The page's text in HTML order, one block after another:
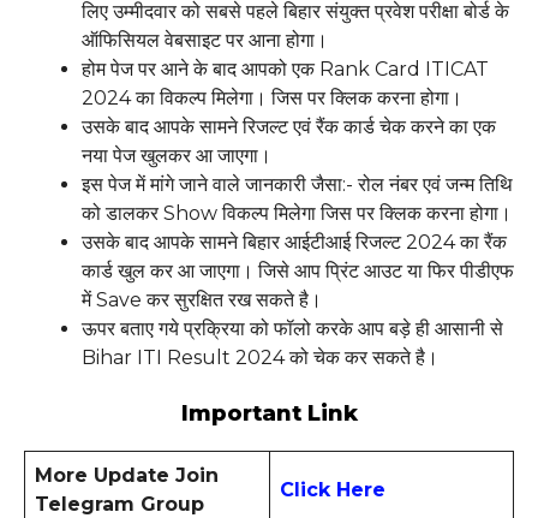
लिए उम्मीदवार को सबसे पहले बिहार संयुक्त प्रवेश परीक्षा बोर्ड के
ऑफिसियल वेबसाइट पर आना होगा।
होम पेज पर आने के बाद आपको एक Rank Card ITICAT
2024 का विकल्प मिलेगा। जिस पर क्लिक करना होगा।
उसके बाद आपके सामने रिजल्ट एवं रैंक कार्ड चेक करने का एक
नया पेज खुलकर आ जाएगा।
इस पेज में मांगे जाने वाले जानकारी जैसा:- रोल नंबर एवं जन्म तिथि
को डालकर Show विकल्प मिलेगा जिस पर क्लिक करना होगा।
उसके बाद आपके सामने बिहार आईटीआई रिजल्ट 2024 का रैंक
कार्ड खुल कर आ जाएगा। जिसे आप प्रिंट आउट या फिर पीडीएफ
में Save कर सुरक्षित रख सकते है।
ऊपर बताए गये प्रक्रिया को फॉलो करके आप बड़े ही आसानी से
Bihar ITI Result 2024 को चेक कर सकते है।
Important Link
More Update Join
Telegram Group
Click Here